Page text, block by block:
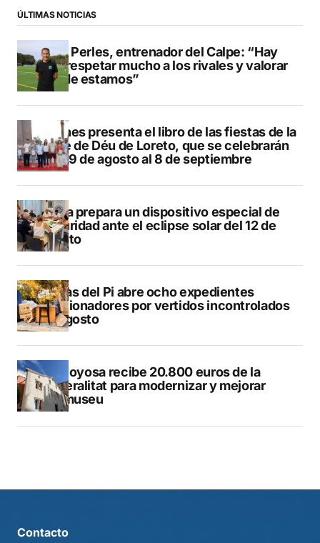
ÚLTIMAS NOTICIAS
Pere Perles, entrenador del Calpe: “Hay
que respetar mucho a los rivales y valorar
dónde estamos”
Duanes presenta el libro de las fiestas de la
Mare de Déu de Loreto, que se celebrarán
del 29 de agosto al 8 de septiembre
Xàbia prepara un dispositivo especial de
seguridad ante el eclipse solar del 12 de
agosto
L’Alfàs del Pi abre ocho expedientes
sancionadores por vertidos incontrolados
en agosto
Villajoyosa recibe 20.800 euros de la
Generalitat para modernizar y mejorar
Vilamuseu
Contacto